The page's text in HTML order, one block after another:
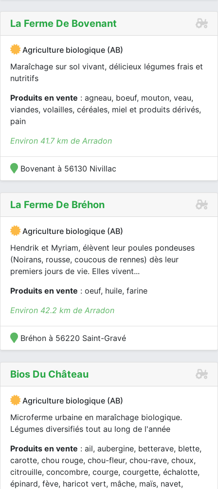
La Ferme De Bovenant
Agriculture biologique (AB)
Maraîchage sur sol vivant, délicieux légumes frais et
nutritifs
Produits en vente : agneau, boeuf, mouton, veau,
viandes, volailles, céréales, miel et produits dérivés,
pain
Environ 41.7 km de Arradon
Bovenant à 56130 Nivillac
La Ferme De Bréhon
Agriculture biologique (AB)
Hendrik et Myriam, élèvent leur poules pondeuses
(Noirans, rousse, coucous de rennes) dès leur
premiers jours de vie. Elles vivent...
Produits en vente : oeuf, huile, farine
Environ 42.2 km de Arradon
Bréhon à 56220 Saint-Gravé
Bios Du Château
Agriculture biologique (AB)
Microferme urbaine en maraîchage biologique.
Légumes diversifiés tout au long de l'année
Produits en vente : ail, aubergine, betterave, blette,
carotte, chou rouge, chou-fleur, chou-rave, choux,
citrouille, concombre, courge, courgette, échalotte,
épinard, fève, haricot vert, mâche, maïs, navet,